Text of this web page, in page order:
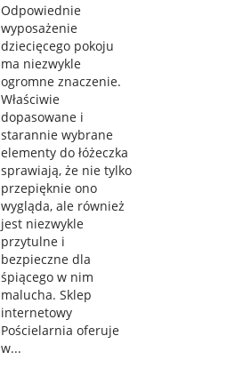
Odpowiednie
wyposażenie
dziecięcego pokoju
ma niezwykle
ogromne znaczenie.
Właściwie
dopasowane i
starannie wybrane
elementy do łóżeczka
sprawiają, że nie tylko
przepięknie ono
wygląda, ale również
jest niezwykle
przytulne i
bezpieczne dla
śpiącego w nim
malucha. Sklep
internetowy
Pościelarnia oferuje
w...